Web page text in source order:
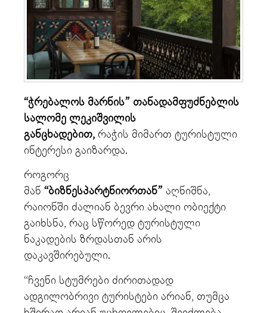
“ჭრებალოს მარნის” თანადამფუძნებლის
სალომე ლეკიშვილის
განცხადებით, რაჭის მიმართ ტურისტული
ინტერესი გაიზარდა.
როგორც
მან “ბიზნესპარტნიორთან” აღნიშნა,
რაიონში ძალიან ბევრი ახალი ობიექტი
გაიხსნა, რაც სწორედ ტურისტული
ნაკადების ზრდასთან არის
დაკავშირებული.
“ჩვენი სტუმრები ძირითადად
ადგილობრივი ტურისტები არიან, თუმცა